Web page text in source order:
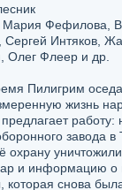
Мария Фефилова,
Интяков,
Олег Флеер и др.
Пилигрим
жизнь
работу:
завода
охрану
и информацию о
снова